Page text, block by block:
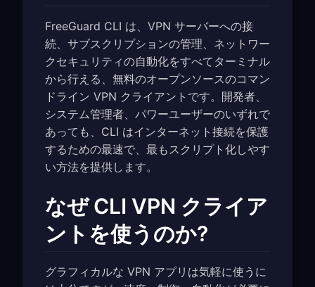
FreeGuard CLI は、VPN サーバーへの接
続、サブスクリプションの管理、ネットワー
クセキュリティの自動化をすべてターミナル
から行える、無料のオープンソースのコマン
ドライン VPN クライアントです。開発者、
システム管理者、パワーユーザーのいずれで
あっても、CLI はインターネット接続を保護
するための最速で、最もスクリプト化しやす
い方法を提供します。
なぜ CLI VPN クライア
ントを使うのか?
グラフィカルな VPN アプリは気軽に使うに